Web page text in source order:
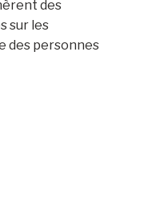
des
sur les
des personnes